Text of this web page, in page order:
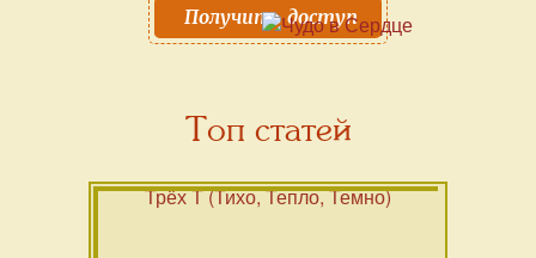
Получить доступ
Топ статей